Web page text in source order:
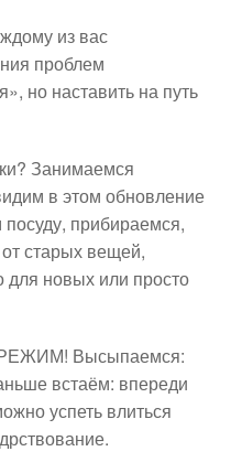
из вас
проблем
но наставить на путь
Занимаемся
в этом обновление
прибираемся,
старых вещей,
для новых или просто
Высыпаемся:
встаём: впереди
успеть влиться